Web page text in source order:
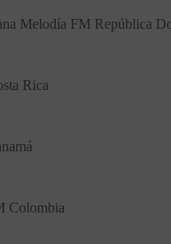
Melodía FM República
Rica
Colombia